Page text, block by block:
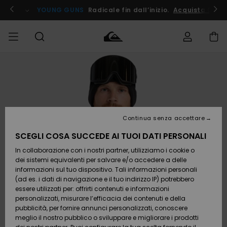
informazioni
prodotto
! YOUNG GUNS Radicale fin dall’inizio. Acquista Ora
Abbigliamento
Accessori
Calzature
e
infradito
Surf /
Acqua
Abbigliamento
Accessori
Calzature
e
infradito
Surf /
Acqua
Shop
Nuovi
Da
Scoprire
Snow
SURF
Surf Shop
Highlights
Comunità
SNOW
Snow
Uomo
Shop
Snow
Shop
Donna
OUTLET
Outlet
Outlet
Donna
Accedi al tuo
Spedizione
Pagamento
Buono regalo
Quiksilver
Freedom
SCEGLI COSA SUCCEDE AI TUOI DATI PERSONALI
In collaborazione con i nostri partner, utilizziamo i cookie o
dei sistemi equivalenti per salvare e/o accedere a delle
informazioni sul tuo dispositivo. Tali informazioni personali
(ad es. i dati di navigazione e il tuo indirizzo IP) potrebbero
essere utilizzati per: offrirti contenuti e informazioni
personalizzati, misurare l’efficacia dei contenuti e della
pubblicità, per fornire annunci personalizzati, conoscere
meglio il nostro pubblico o sviluppare e migliorare i prodotti
Continua senza accettare